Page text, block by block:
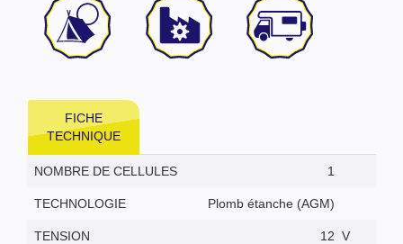
FICHE
TECHNIQUE
NOMBRE DE CELLULES 1
TECHNOLOGIE Plomb étanche (AGM)
TENSION 12 V